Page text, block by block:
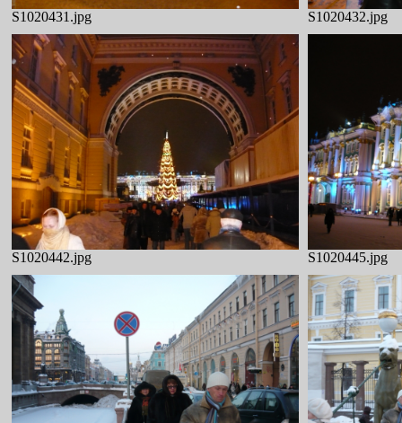
S1020431.jpg S1020432.jpg
S1020442.jpg S1020445.jpg